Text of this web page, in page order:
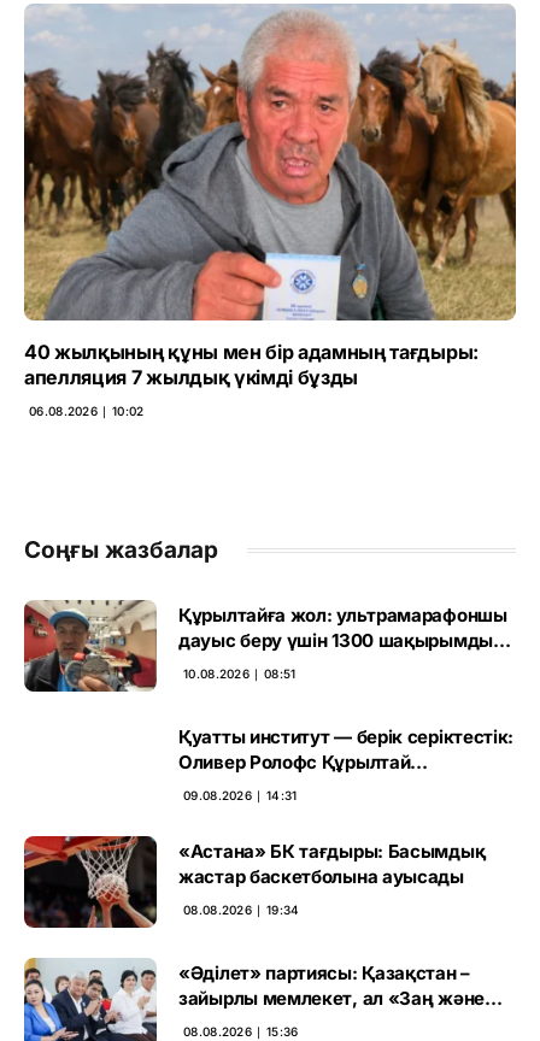
40 жылқының құны мен бір адамның тағдыры:
апелляция 7 жылдық үкімді бұзды
06.08.2026 ∣ 10:02
Соңғы жазбалар
Құрылтайға жол: ультрамарафоншы
дауыс беру үшін 1300 шақырымды
еңсермек
10.08.2026 ∣ 08:51
Қуатты институт — берік серіктестік:
Оливер Ролофс Құрылтай
сайлауының маңызын бағалады
09.08.2026 ∣ 14:31
«Астана» БК тағдыры: Басымдық
жастар баскетболына ауысады
08.08.2026 ∣ 19:34
«Әділет» партиясы: Қазақстан –
зайырлы мемлекет, ал «Заң және
тәртіп» қағидаты баршаға міндетті
08.08.2026 ∣ 15:36